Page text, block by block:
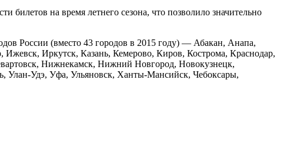
билетов на время летнего сезона, что позволило значительно
России (вместо 43 городов в 2015 году) — Абакан, Анапа,
Ижевск, Иркутск, Казань, Кемерово, Киров, Кострома, Краснодар,
Нижнекамск, Нижний Новгород, Новокузнецк,
Улан-Удэ, Уфа, Ульяновск, Ханты-Мансийск, Чебоксары,